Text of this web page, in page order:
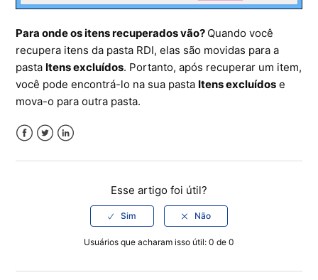
Para onde os itens recuperados vão? Quando você
recupera itens da pasta RDI, elas são movidas para a
pasta Itens excluídos. Portanto, após recuperar um item,
você pode encontrá-lo na sua pasta Itens excluídos e
mova-o para outra pasta.
Esse artigo foi útil?
Usuários que acharam isso útil: 0 de 0